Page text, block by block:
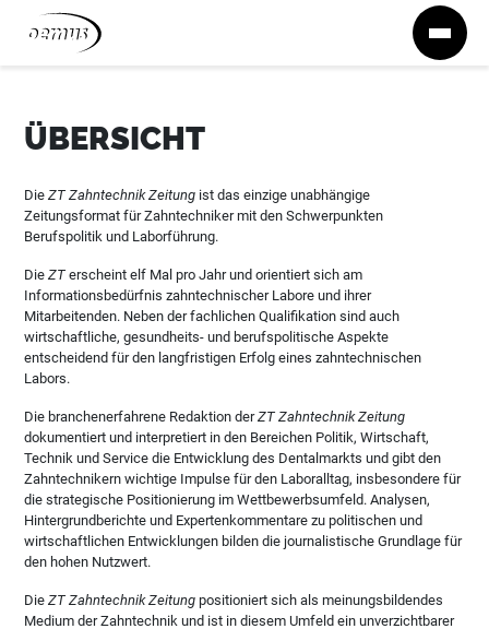
Zum Inhalt springen
ÜBERSICHT
DieZT Zahntechnik Zeitung ist das einzige unabhängige
Zeitungsformat für Zahntechniker mit den Schwerpunkten
Berufspolitik und Laborführung.
DieZT erscheint elf Mal pro Jahr und orientiert sich am
Informationsbedürfnis zahntechnischer Labore und ihrer
Mitarbeitenden. Neben der fachlichen Qualifikation sind auch
wirtschaftliche, gesundheits- und berufspolitische Aspekte
entscheidend für den langfristigen Erfolg eines zahntechnischen
Labors.
Die branchenerfahrene Redaktion derZT Zahntechnik Zeitung
dokumentiert und interpretiert in den Bereichen Politik, Wirtschaft,
Technik und Service die Entwicklung des Dentalmarkts und gibt den
Zahntechnikern wichtige Impulse für den Laboralltag, insbesondere für
die strategische Positionierung im Wettbewerbsumfeld. Analysen,
Hintergrundberichte und Expertenkommentare zu politischen und
wirtschaftlichen Entwicklungen bilden die journalistische Grundlage für
den hohen Nutzwert.
DieZT Zahntechnik Zeitung positioniert sich als meinungsbildendes
Medium der Zahntechnik und ist in diesem Umfeld ein unverzichtbarer